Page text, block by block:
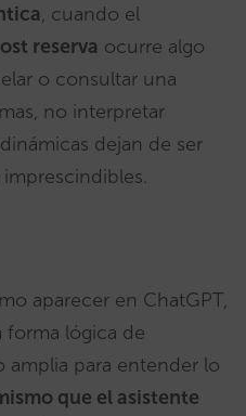
, cuando el
reserva ocurre algo
o consultar una
no interpretar
dejan de ser
aparecer en ChatGPT,
forma lógica de
amplia para entender lo
que el asistente